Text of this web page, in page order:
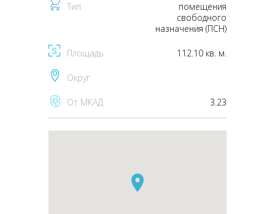
Тип
помещения
свободного
назначения (ПСН)
Площадь 112.10 кв. м.
Округ
От МКАД 3.23